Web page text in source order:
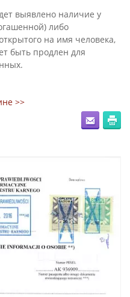
выявлено наличие у
либо
на имя человека,
быть продлен для
>>